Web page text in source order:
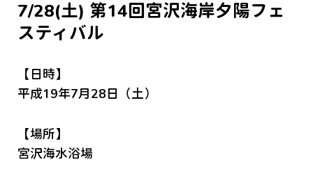
7/28(土) 第14回宮沢海岸夕陽フェ
スティバル
【日時】
平成19年7月28日（土）
【場所】
宮沢海水浴場